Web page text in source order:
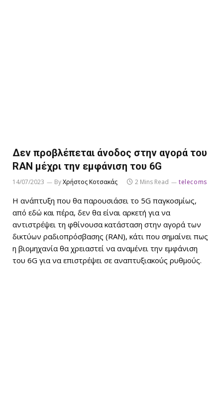
Δεν προβλέπεται άνοδος στην αγορά του
RAN μέχρι την εμφάνιση του 6G
14/07/2023 ByΧρήστος Κοτσακάς 2 Mins Read telecoms
Η ανάπτυξη που θα παρουσιάσει το 5G παγκοσμίως,
από εδώ και πέρα, δεν θα είναι αρκετή για να
αντιστρέψει τη φθίνουσα κατάσταση στην αγορά των
δικτύων ραδιοπρόσβασης (RAN), κάτι που σημαίνει πως
η βιομηχανία θα χρειαστεί να αναμένει την εμφάνιση
του 6G για να επιστρέψει σε αναπτυξιακούς ρυθμούς.